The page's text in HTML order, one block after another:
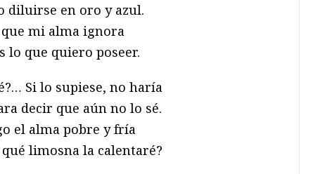
diluirse en oro y azul.
mi alma ignora
lo que quiero poseer.
Si lo supiese, no haría
decir que aún no lo sé.
el alma pobre y fría
qué limosna la calentaré?